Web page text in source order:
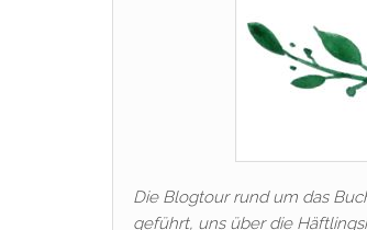
Die Blogtour rund um das
geführt, uns über die